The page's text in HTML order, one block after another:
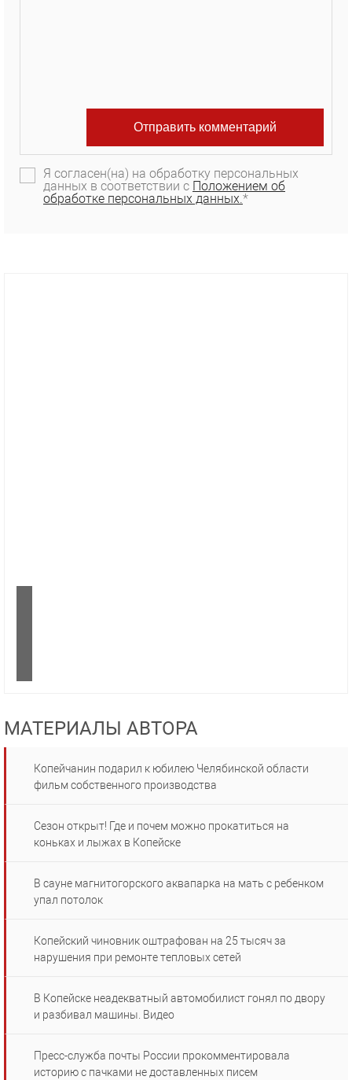
Я согласен(на) на обработку персональных
данных в соответствии с Положением об
обработке персональных данных.*
МАТЕРИАЛЫ АВТОРА
Копейчанин подарил к юбилею Челябинской области
фильм собственного производства
Сезон открыт! Где и почем можно прокатиться на
коньках и лыжах в Копейске
В сауне магнитогорского аквапарка на мать с ребенком
упал потолок
Копейский чиновник оштрафован на 25 тысяч за
нарушения при ремонте тепловых сетей
В Копейске неадекватный автомобилист гонял по двору
и разбивал машины. Видео
Пресс-служба почты России прокомментировала
историю с пачками не доставленных писем